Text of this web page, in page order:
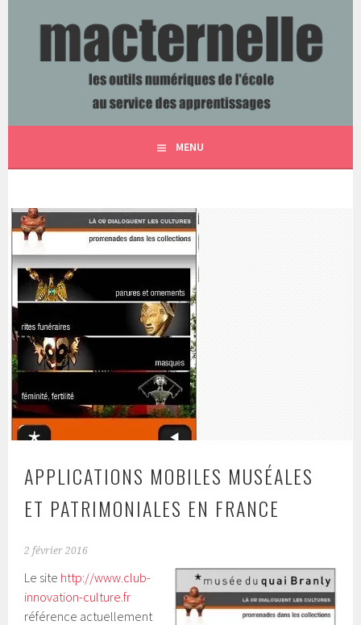
MACTERNELLE
LES OUTILS NUMÉRIQUES DE L'ÉCOLE AU SERVICE DES
MENU
APPLICATIONS MOBILES MUSÉALES
ET PATRIMONIALES EN FRANCE
2 février 2016
Le site http://www.club-
innovation-culture.fr
référence actuellement